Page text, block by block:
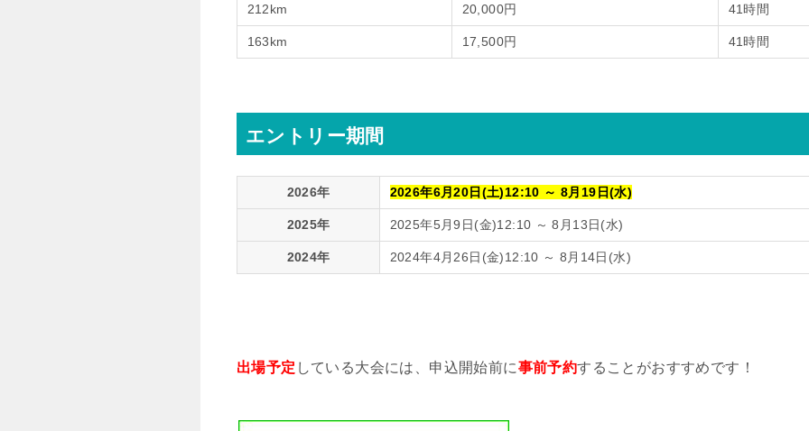
212km 20,000円 41時間
163km 17,500円 41時間
エントリー期間
2026年 2026年6月20日(土)12:10 ～ 8月19日(水)
2025年 2025年5月9日(金)12:10 ～ 8月13日(水)
2024年 2024年4月26日(金)12:10 ～ 8月14日(水)
出場予定 している大会には、申込開始前に事前予約することがおすすめです！